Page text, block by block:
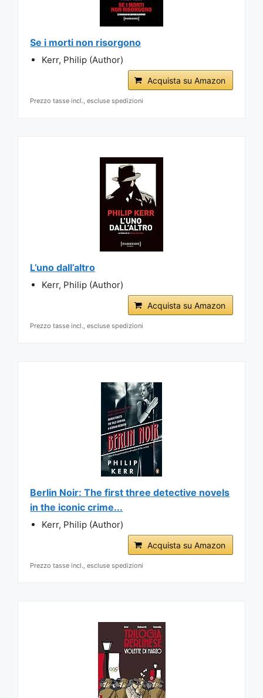
Se i morti non risorgono
Kerr, Philip (Author)
Acquista su Amazon
Prezzo tasse incl., escluse spedizioni
L’uno dall’altro
Kerr, Philip (Author)
Acquista su Amazon
Prezzo tasse incl., escluse spedizioni
Berlin Noir: The first three detective novels
in the iconic crime...
Kerr, Philip (Author)
Acquista su Amazon
Prezzo tasse incl., escluse spedizioni